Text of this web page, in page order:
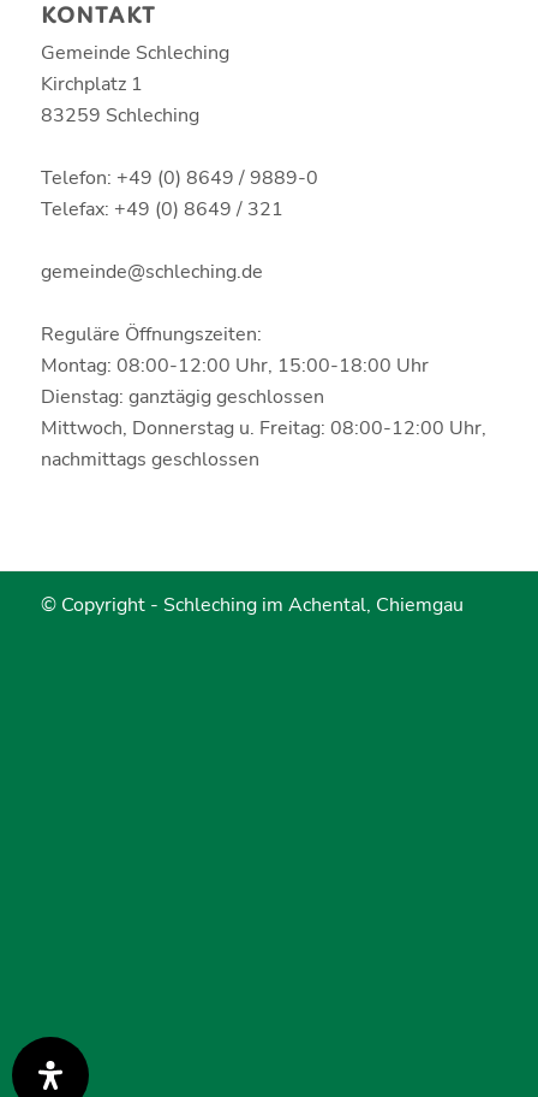
KONTAKT
Gemeinde Schleching
Kirchplatz 1
83259 Schleching
Telefon: +49 (0) 8649 / 9889-0
Telefax: +49 (0) 8649 / 321
gemeinde@schleching.de
Reguläre Öffnungszeiten:
Montag: 08:00-12:00 Uhr, 15:00-18:00 Uhr
Dienstag: ganztägig geschlossen
Mittwoch, Donnerstag u. Freitag: 08:00-12:00 Uhr,
nachmittags geschlossen
© Copyright - Schleching im Achental, Chiemgau